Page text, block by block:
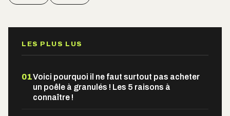
LES PLUS LUS
01Voici pourquoi il ne faut surtout pas acheter
un poêle à granulés ! Les 5 raisons à
connaître !